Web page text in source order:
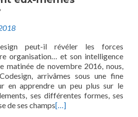
peut-il révéler les forces
organisation… et son intelligence
matinée de novembre 2016, nous,
arrivâmes sous une fine
en apprendre un peu plus sur le
ses différentes formes, ses
de ses champs[…]